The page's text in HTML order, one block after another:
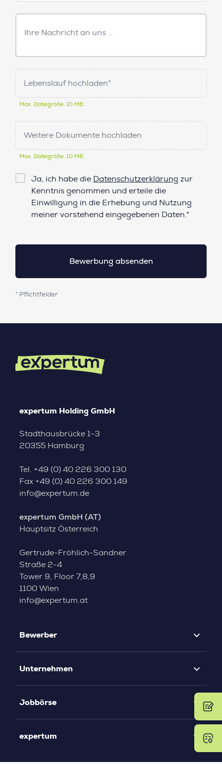
Freitext
Nachricht
Lebenslauf hochladen*
Max. Dateigröße: 10 MB.
Weitere Dokumente hochladen
Max. Dateigröße: 10 MB.
Checkbox
Datenschutz*
Ja, ich habe die Datenschutzerklärung zur
Kenntnis genommen und erteile die
Einwilligung in die Erhebung und Nutzung
meiner vorstehend eingegebenen Daten.*
* Pflichtfelder
expertum Holding GmbH
Stadthausbrücke 1-3
20355 Hamburg
Tel. +49 (0) 40 226 300 130
Fax +49 (0) 40 226 300 149
info@expertum.de
expertum GmbH (AT)
Hauptsitz Österreich
Gertrude-Fröhlich-Sandner
Straße 2-4
Tower 9, Floor 7,8,9
1100 Wien
info@expertum.at
Bewerber
Unternehmen
Jobbörse
expertum